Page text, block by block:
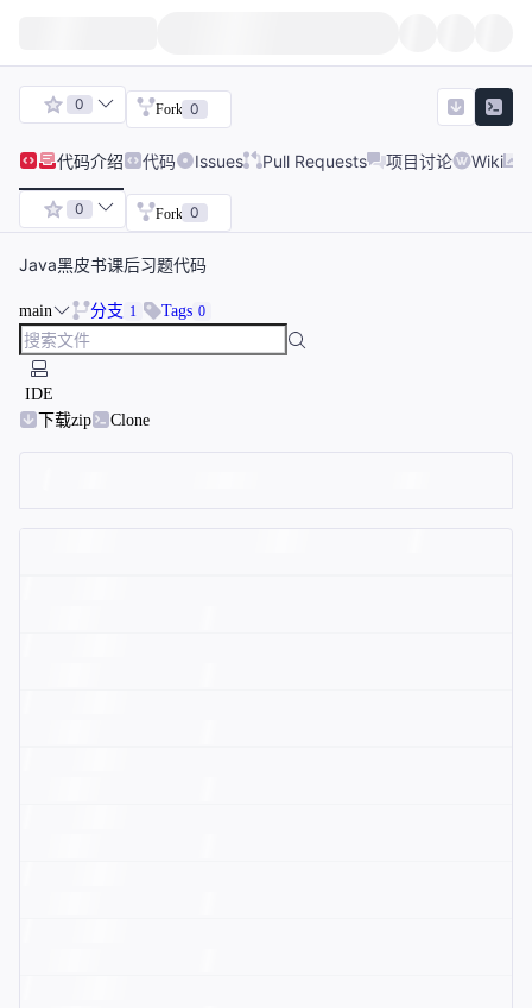
0 Fork 0
代码介绍 代码 Issues Pull Requests 项目讨论 Wiki
0 Fork 0
Java黑皮书课后习题代码
main 分支 1 Tags 0
IDE
下载zip
Clone